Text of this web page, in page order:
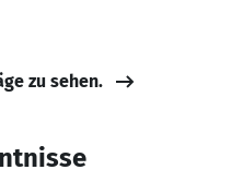
zu sehen.